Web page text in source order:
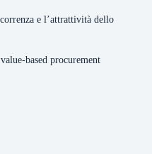
e l’attrattività dello
based procurement